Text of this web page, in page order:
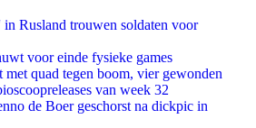
Rusland trouwen soldaten voor
voor einde fysieke games
met quad tegen boom, vier gewonden
van week 32
de Boer geschorst na dickpic in